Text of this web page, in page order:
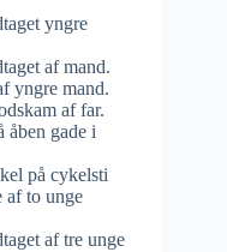
yngre
af mand.
yngre mand.
af far.
åben gade i
på cykelsti
af to unge
af tre unge